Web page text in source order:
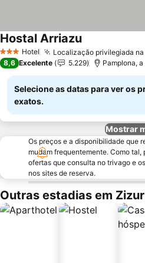
3 EstrelasHotel Localização privilegiada na
Hostal ArriazuVer preços
8,6 Excelente 5.229 Pamplona,
Selecione as datas para ver os
exatos.
Mostrar
Os preços e a disponibilidade que
mudam frequentemente. Como
ofertas que consulta no trivago e
nos sites de reserva.
Outras estadias em